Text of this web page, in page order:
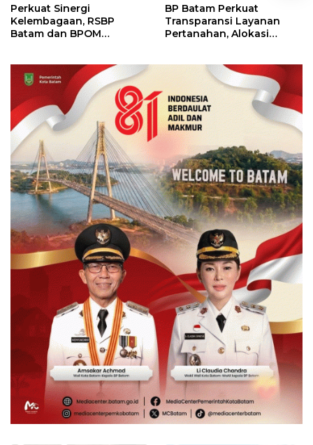
Perkuat Sinergi
Kelembagaan, RSBP
Batam dan BPOM
BP Batam Perkuat
Transparansi Layanan
Pertanahan, Alokasi